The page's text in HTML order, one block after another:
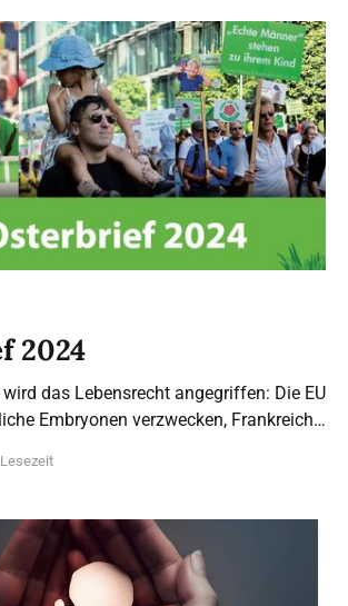
und Hilfsangebote dazu
Umso wichtiger ist unsere Arbeit
2024
das Lebensrecht angegriffen: Die EU
Embryonen verzwecken, Frankreich
verbieten, Abtreibung dafür
erlauben. Neben
von Eizellspende und